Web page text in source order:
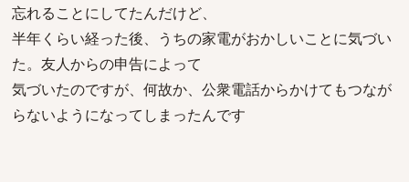
忘れることにしてたんだけど、
半年くらい経った後、うちの家電がおかしいことに気づい
た。友人からの申告によって
気づいたのですが、何故か、公衆電話からかけてもつなが
らないようになってしまったんです